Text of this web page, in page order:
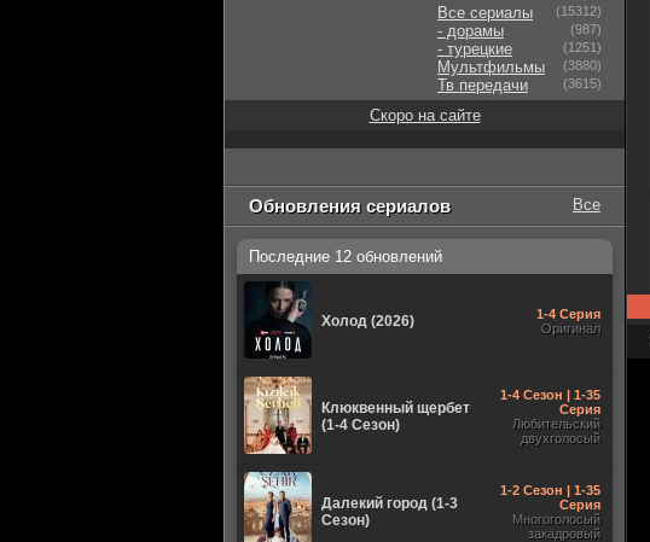
Все сериалы (15312)
- дорамы (987)
- турецкие (1251)
Мультфильмы (3880)
Тв передачи (3615)
Скоро на сайте
Обновления сериалов Все
Последние 12 обновлений
Холод (2026)
1-4 Серия
Оригинал
Клюквенный щербет
(1-4 Сезон)
1-4 Сезон | 1-35
Серия
Любительский
двухголосый
Далекий город (1-3
Сезон)
1-2 Сезон | 1-35
Серия
Многоголосый
закадровый